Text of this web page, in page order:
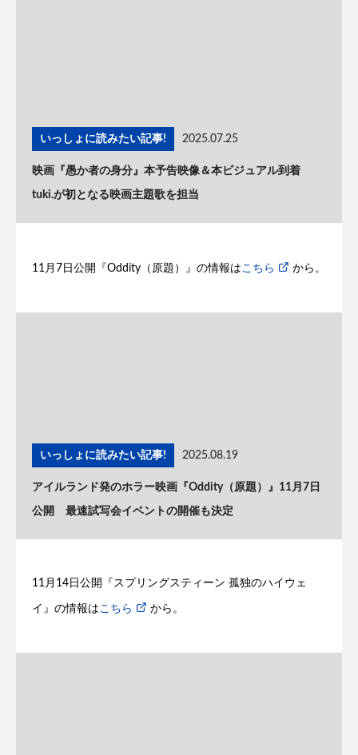
いっしょに読みたい記事! 2025.07.25
映画『愚か者の身分』本予告映像＆本ビジュアル到着
tuki.が初となる映画主題歌を担当
11月7日公開『Oddity（原題）』の情報はこちら から。
いっしょに読みたい記事! 2025.08.19
アイルランド発のホラー映画『Oddity（原題）』11月7日
公開 最速試写会イベントの開催も決定
11月14日公開『スプリングスティーン 孤独のハイウェ
イ』の情報は こちら から。